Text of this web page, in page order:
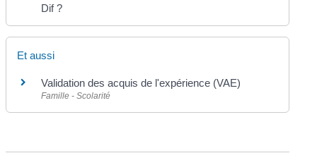
Dif ?
Et aussi
Validation des acquis de l'expérience (VAE)
Famille - Scolarité